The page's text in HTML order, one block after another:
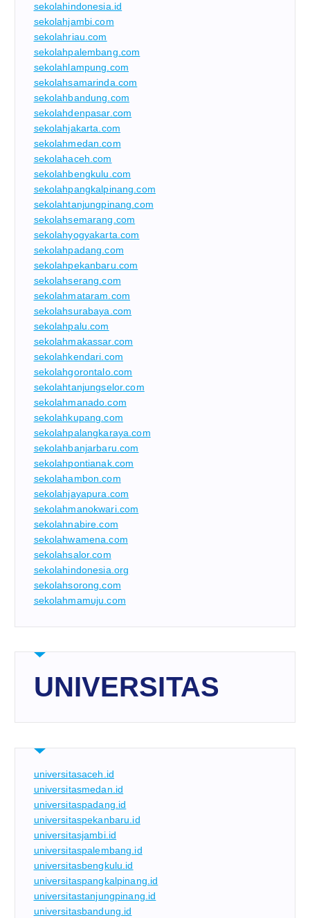
sekolahindonesia.id
sekolahjambi.com
sekolahriau.com
sekolahpalembang.com
sekolahlampung.com
sekolahsamarinda.com
sekolahbandung.com
sekolahdenpasar.com
sekolahjakarta.com
sekolahmedan.com
sekolahaceh.com
sekolahbengkulu.com
sekolahpangkalpinang.com
sekolahtanjungpinang.com
sekolahsemarang.com
sekolahyogyakarta.com
sekolahpadang.com
sekolahpekanbaru.com
sekolahserang.com
sekolahmataram.com
sekolahsurabaya.com
sekolahpalu.com
sekolahmakassar.com
sekolahkendari.com
sekolahgorontalo.com
sekolahtanjungselor.com
sekolahmanado.com
sekolahkupang.com
sekolahpalangkaraya.com
sekolahbanjarbaru.com
sekolahpontianak.com
sekolahambon.com
sekolahjayapura.com
sekolahmanokwari.com
sekolahnabire.com
sekolahwamena.com
sekolahsalor.com
sekolahindonesia.org
sekolahsorong.com
sekolahmamuju.com
UNIVERSITAS
universitasaceh.id
universitasmedan.id
universitaspadang.id
universitaspekanbaru.id
universitasjambi.id
universitaspalembang.id
universitasbengkulu.id
universitaspangkalpinang.id
universitastanjungpinang.id
universitasbandung.id